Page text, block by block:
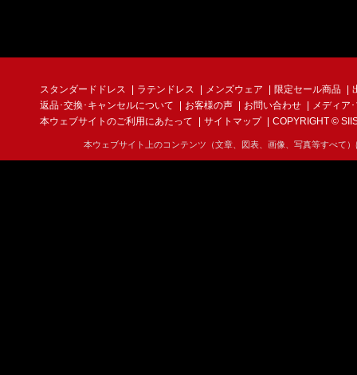
スタンダードドレス ラテンドレス メンズウェア 限定セール商品
返品･交換･キャンセルについて
お客様の声 お問い合わせ
メディア
本ウェブサイトのご利用にあたって
サイトマップ COPYRIGHT ©
本ウェブサイト上のコンテンツ（文章、図表、画像、写真等すべて